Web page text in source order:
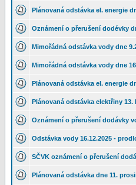
Plánovaná odstávka el. energie
Oznámení o přerušení dodévky
Mimořádná odstávka vody dne
Mimořádná odstávka vody dne
Plánovaná odstávka el. energie
Plánovaná odstávka elektřiny 13.
Oznámení o přerušení dodávky
Odstávka vody 16.12.2025 -
SČVK oznámení o přerušení
Plánovaná odstávka dne 11.